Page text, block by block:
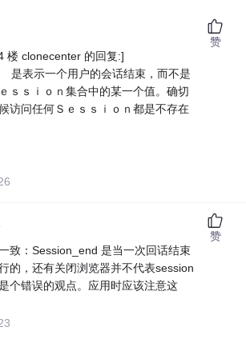
楼 clonecenter 的回复:]
表示一个用户的会话结束，而不是
ｓｓｉｏｎ集合中的某一个值。确切
访问任何Ｓｅｓｓｉｏｎ都是不存在
赞
致：Session_end 是当一次回话结束
的，还有关闭浏览器并不代表session
个错误的观点。应用时应该注意这
赞